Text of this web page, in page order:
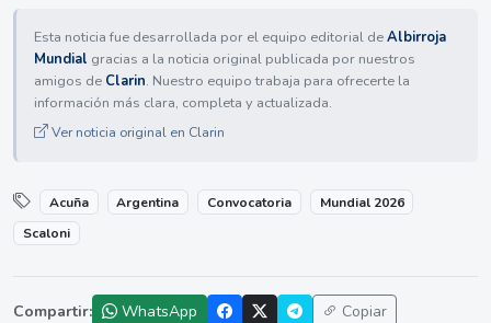
Esta noticia fue desarrollada por el equipo editorial deAlbirroja
Mundial gracias a la noticia original publicada por nuestros
amigos de Clarin. Nuestro equipo trabaja para ofrecerte la
información más clara, completa y actualizada.
Ver noticia original en Clarin
Acuña Argentina Convocatoria
Mundial 2026
Scaloni
Compartir: WhatsApp Copiar